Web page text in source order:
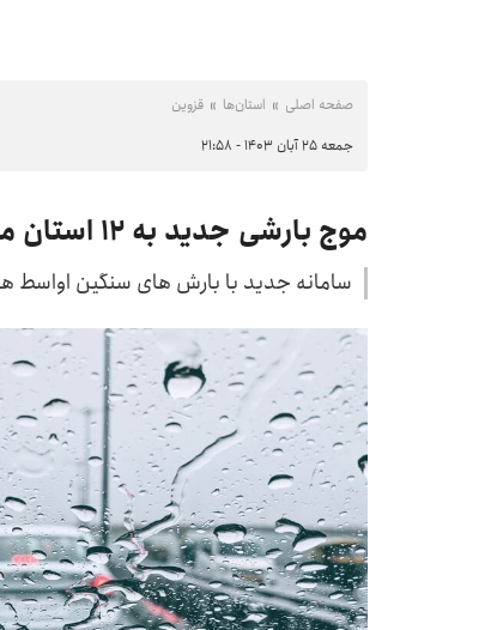
صفحه اصلی استان‌ها قزوین
جمعه ۲۵ آبان ۱۴۰۳ - ۲۱:۵۸
موج بارشی جدید به ۱۲ استان می‌رود
سامانه جدید با بارش های سنگین اواسط